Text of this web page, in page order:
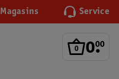
Magasins Service
0.
00